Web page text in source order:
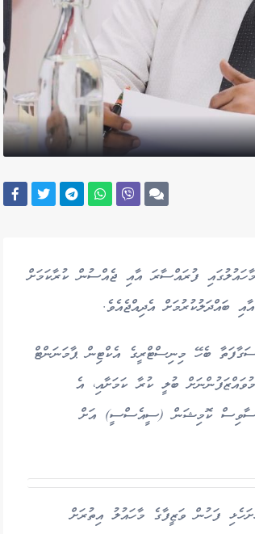
ފުރައްސާރަ އާއި ޖެއްސުން ކުރާކަމަށް
ބައްދަލުކުރުމަށް އެދިއްޖެއެވެ.
ބެހޭ މިނިސްޓްރީގެ އެކްޓިން ޕާމަނަންޓް
ބުލީ ކުރާ ކަމަށާއި، އެ
ސޮއިކޮށް ސިވިލް ސާވިސް ކޮމިޝަން (ސީއެސްސީ) އަށް
ފަހުން ވަޒީފާގެ މާހައުލު އިތުރަށް